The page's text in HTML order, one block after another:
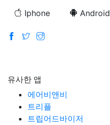
Iphone Android
유사한 앱
에어비앤비
트리플
트립어드바이저